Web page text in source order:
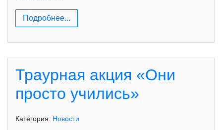
Подробнее...
Траурная акция «Они
просто учились»
Категория: Новости